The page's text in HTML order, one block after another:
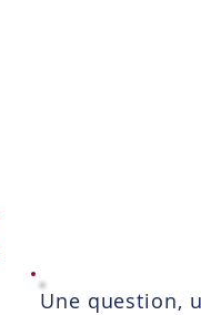
Une question,